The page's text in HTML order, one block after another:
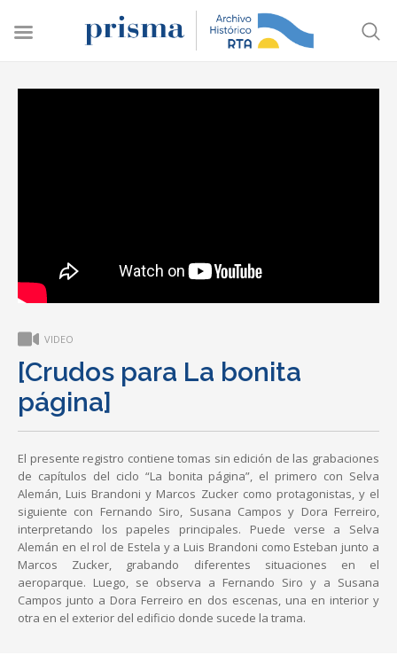
VIDEO
[Crudos para La bonita
página]
El presente registro contiene tomas sin edición de las grabaciones
de capítulos del ciclo “La bonita página”, el primero con Selva
Alemán, Luis Brandoni y Marcos Zucker como protagonistas, y el
siguiente con Fernando Siro, Susana Campos y Dora Ferreiro,
interpretando los papeles principales. Puede verse a Selva
Alemán en el rol de Estela y a Luis Brandoni como Esteban junto a
Marcos Zucker, grabando diferentes situaciones en el
aeroparque. Luego, se observa a Fernando Siro y a Susana
Campos junto a Dora Ferreiro en dos escenas, una en interior y
otra en el exterior del edificio donde sucede la trama.